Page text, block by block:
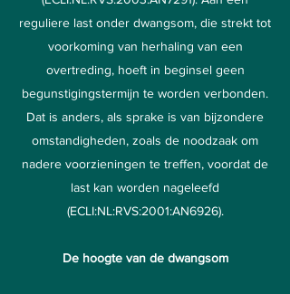
reguliere last onder dwangsom, die strekt tot
voorkoming van herhaling van een
overtreding, hoeft in beginsel geen
begunstigingstermijn te worden verbonden.
Dat is anders, als sprake is van bijzondere
omstandigheden, zoals de noodzaak om
nadere voorzieningen te treffen, voordat de
last kan worden nageleefd
(ECLI:NL:RVS:2001:AN6926).
De hoogte van de dwangsom